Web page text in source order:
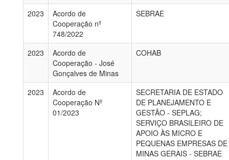
2023
Acordo de
Cooperação nº
748/2022
SEBRAE
2023
Acordo de
Cooperação - José
Gonçalves de Minas
COHAB
2023
Acordo de
Cooperação Nº
01/2023
SECRETARIA DE ESTADO
DE PLANEJAMENTO E
GESTÃO - SEPLAG;
SERVIÇO BRASILEIRO DE
APOIO ÀS MICRO E
PEQUENAS EMPRESAS DE
MINAS GERAIS - SEBRAE